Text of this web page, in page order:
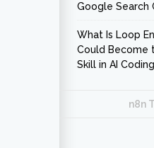
Google Search
What Is Loop
Could Become
Skill in AI Coding
n8n